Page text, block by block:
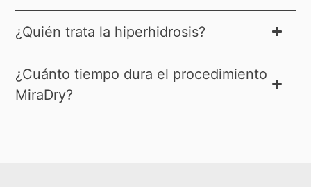
¿Quién trata la hiperhidrosis?
¿Cuánto tiempo dura el procedimiento
MiraDry?